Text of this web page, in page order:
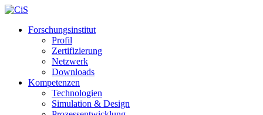
Forschungsinstitut
Profil
Zertifizierung
Netzwerk
Downloads
Kompetenzen
Technologien
Simulation & Design